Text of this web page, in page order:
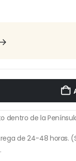
dentro de la
de 24-48 horas.